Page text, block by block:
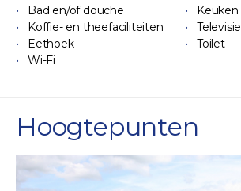
Bad en/of douche
Keuken
Koffie- en theefaciliteiten
Televisie
Eethoek
Toilet
Wi-Fi
Hoogtepunten